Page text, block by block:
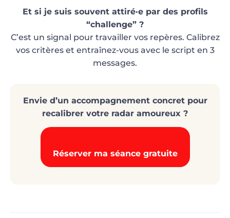
Et si je suis souvent attiré·e par des profils
“challenge” ?
C’est un signal pour travailler vos repères. Calibrez
vos critères et entraînez-vous avec le script en 3
messages.
Envie d’un accompagnement concret pour
recalibrer votre radar amoureux ?
Réserver ma séance gratuite